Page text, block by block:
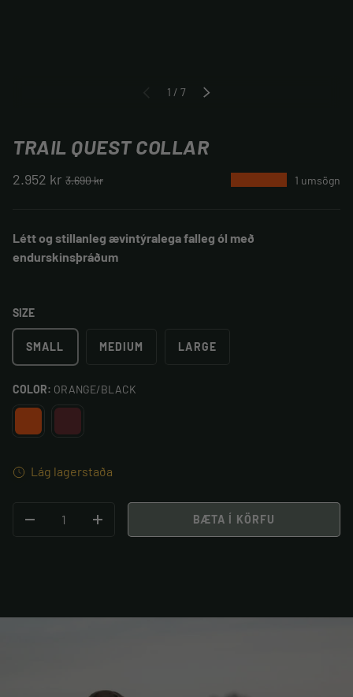
FYRRI1 / af
7 NÆSTA
TRAIL QUEST COLLAR
2.952 kr 3.690 kr 1 umsögn
Létt og stillanleg ævintýralega falleg ól með
endurskinsþráðum
SIZE
SMALL MEDIUM LARGE
COLOR: ORANGE/BLACK
Lág lagerstaða
MINKA MAGNBÆTA VIÐ MAGNI
BÆTA Í KÖRFU